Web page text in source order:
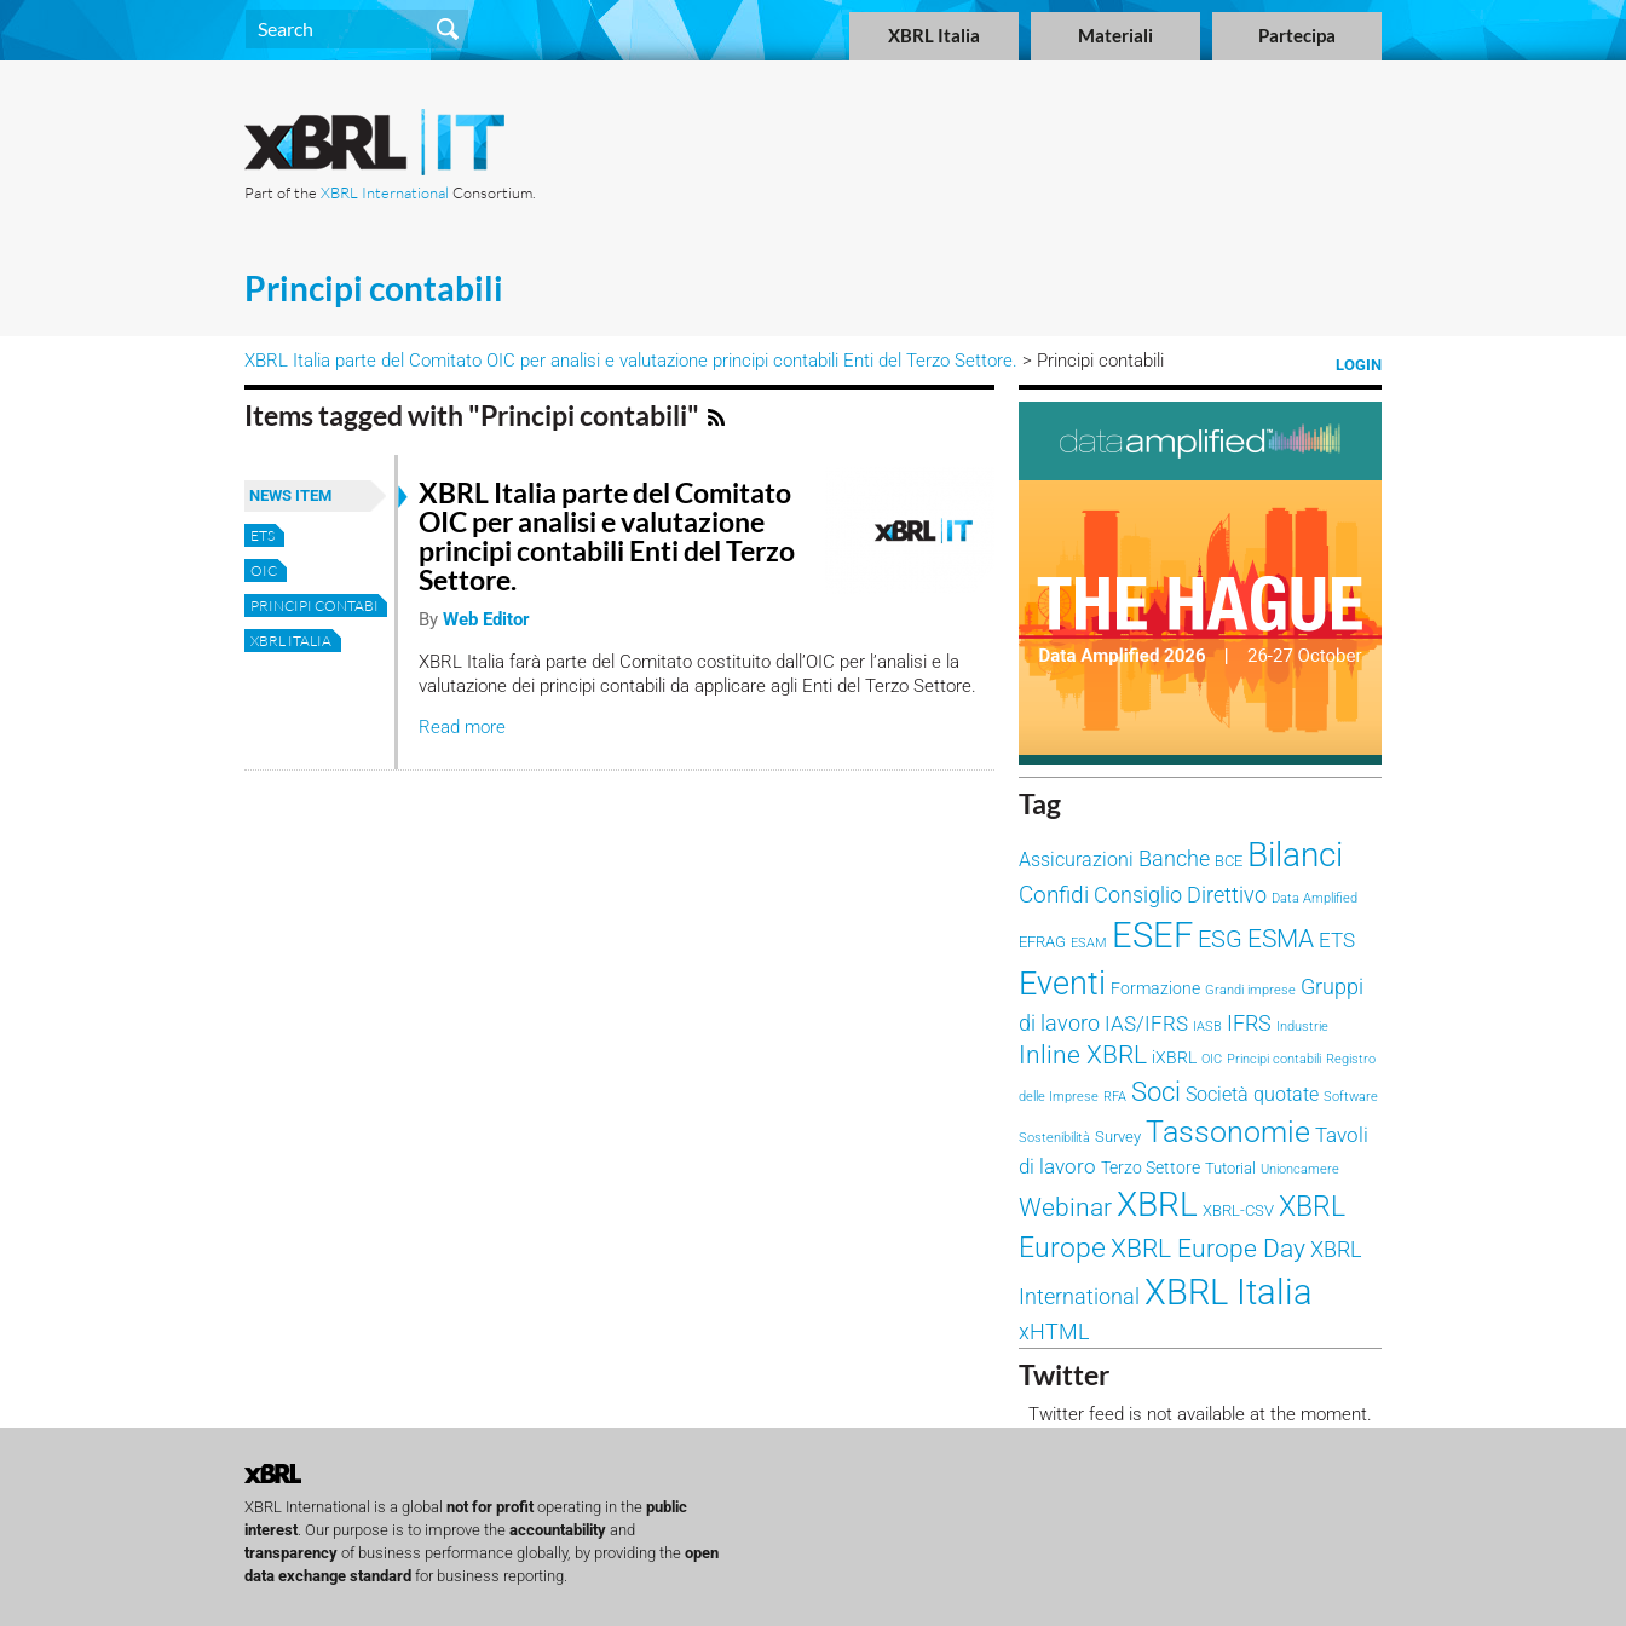
XBRL Italia Materiali Partecipa
Part of the XBRL International Consortium.
Principi contabili
LOGIN
XBRL Italia parte del Comitato OIC per analisi e valutazione principi contabili Enti del Terzo Settore. > Principi contabili
Items tagged with "Principi contabili"
NEWS ITEM
ETS
OIC
PRINCIPI CONTABILI
XBRL ITALIA
XBRL Italia parte del Comitato
OIC per analisi e valutazione
principi contabili Enti del Terzo
Settore.
By Web Editor
XBRL Italia farà parte del Comitato costituito dall’OIC per l’analisi e la
valutazione dei principi contabili da applicare agli Enti del Terzo Settore.
Read more
Tag
Assicurazioni Banche BCE Bilanci
Confidi Consiglio Direttivo Data Amplified
EFRAG ESAM ESEF ESG ESMA ETS
Eventi Formazione Grandi imprese Gruppi
di lavoro IAS/IFRS IASB IFRS Industrie
Inline XBRL iXBRL OIC Principi contabili Registro
delle Imprese RFA Soci Società quotate Software
Sostenibilità Survey Tassonomie Tavoli
di lavoro Terzo Settore Tutorial Unioncamere
Webinar XBRL XBRL-CSV XBRL
Europe XBRL Europe Day XBRL
International XBRL Italia
xHTML
Twitter
Twitter feed is not available at the moment.
XBRL International is a global not for profitoperating in the public
interest. Our purpose is to improve the accountability and
transparency of business performance globally, by providing the open
data exchange standard for business reporting.